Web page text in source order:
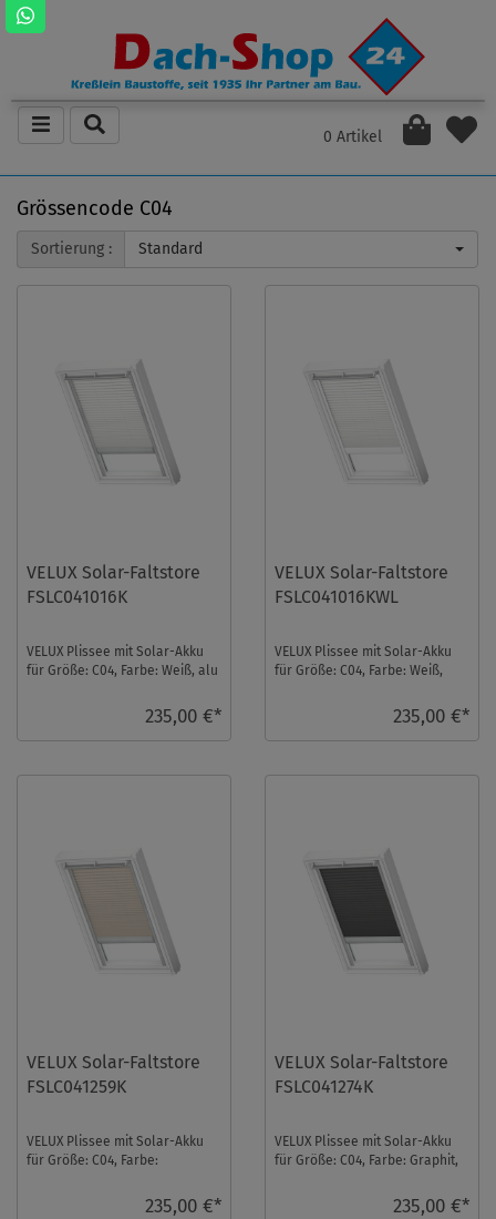
0 Artikel
Grössencode C04
Sortierung : Standard
VELUX Solar-Faltstore
FSLC041016K
VELUX Plissee mit Solar-Akku
für Größe: C04, Farbe: Weiß, alu
235,00 €*
VELUX Solar-Faltstore
FSLC041016KWL
VELUX Plissee mit Solar-Akku
für Größe: C04, Farbe: Weiß,
235,00 €*
VELUX Solar-Faltstore
FSLC041259K
VELUX Plissee mit Solar-Akku
für Größe: C04, Farbe:
semitransparent, io-h ...235,00 €*
VELUX Solar-Faltstore
FSLC041274K
VELUX Plissee mit Solar-Akku
für Größe: C04, Farbe: Graphit,
235,00 €*